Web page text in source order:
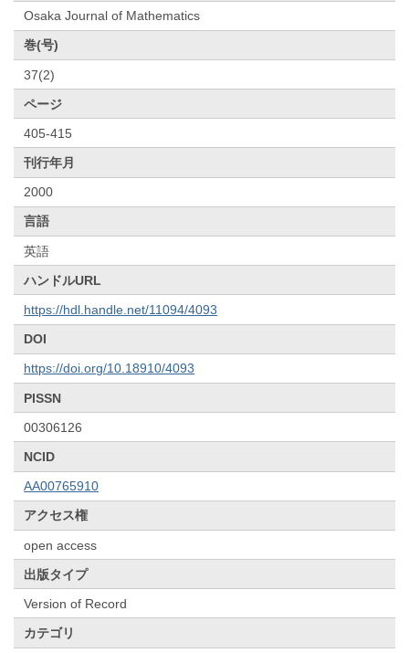
Osaka Journal of Mathematics
巻(号)
37(2)
ページ
405-415
刊行年月
2000
言語
英語
ハンドルURL
https://hdl.handle.net/11094/4093
DOI
https://doi.org/10.18910/4093
PISSN
00306126
NCID
AA00765910
アクセス権
open access
出版タイプ
Version of Record
カテゴリ